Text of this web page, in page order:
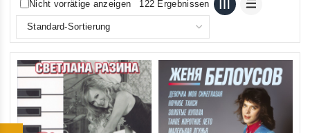
Nicht vorrätige anzeigen 122 Ergebnissen